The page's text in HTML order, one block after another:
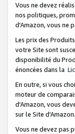
Vous ne devez
nos politiques,
d'Amazon, vous ne
Les prix des
votre Site sont
disponibilité du
énoncées dans la
En outre, si vous
moteur de
d'Amazon, vous
sur le Site d'Amazon.
Vous ne devez pas